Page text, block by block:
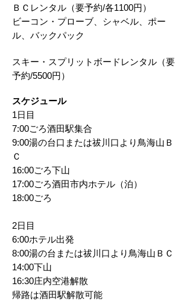
ＢＣレンタル（要予約/各1100円）
ビーコン・プローブ、シャベル、ポー
ル、バックパック
スキー・スプリットボードレンタル（要
予約/5500円）​
スケジュール
1日目
7:00ごろ酒田駅集合
9:00湯の台口または祓川口より鳥海山Ｂ
Ｃ
16:00ごろ下山
17:00ごろ酒田市内ホテル（泊）
18:00ごろ​
2日目
6:00ホテル出発
8:00湯の台または祓川口より鳥海山ＢＣ
14:00下山
16:30庄内空港解散
帰路は酒田駅解散可能